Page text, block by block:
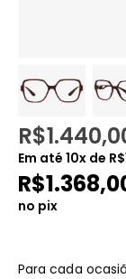
R$
Em até 10x de R$
R$
no pix
Para cada